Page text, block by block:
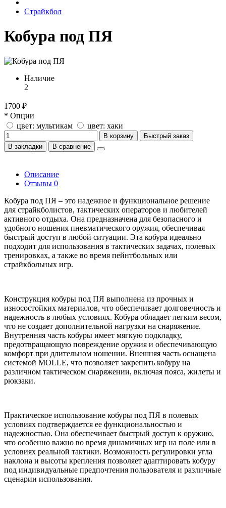
Страйкбол
Кобура под ПЯ
Наличие
2
1700 ₽
* Опции
цвет: мультикам
цвет: хаки
В корзину
Быстрый заказ
В закладки
В сравнение
Описание
Отзывы 0
Кобура под ПЯ – это надежное и функциональное решение
для страйкболистов, тактических операторов и любителей
активного отдыха. Она предназначена для безопасного и
удобного ношения пневматического оружия, обеспечивая
быстрый доступ в любой ситуации. Эта кобура идеально
подходит для использования в тактических задачах, полевых
тренировках, а также во время пейнтбольных или
страйкбольных игр.
Конструкция кобуры под ПЯ выполнена из прочных и
износостойких материалов, что обеспечивает долговечность и
надежность в любых условиях. Кобура обладает легким весом,
что не создает дополнительной нагрузки на снаряжение.
Внутренняя часть кобуры имеет мягкую подкладку,
предотвращающую повреждение оружия и обеспечивающую
комфорт при длительном ношении. Внешняя часть оснащена
системой MOLLE, что позволяет закрепить кобуру на
различном тактическом снаряжении, включая пояса, жилеты и
рюкзаки.
Практическое использование кобуры под ПЯ в полевых
условиях подтверждается ее функциональностью и
надежностью. Она обеспечивает быстрый доступ к оружию,
что особенно важно во время динамичных игр на поле или в
условиях реальной тактики. Возможность регулировки угла
наклона и высоты крепления позволяет адаптировать кобуру
под индивидуальные предпочтения пользователя и различные
сценарии использования.